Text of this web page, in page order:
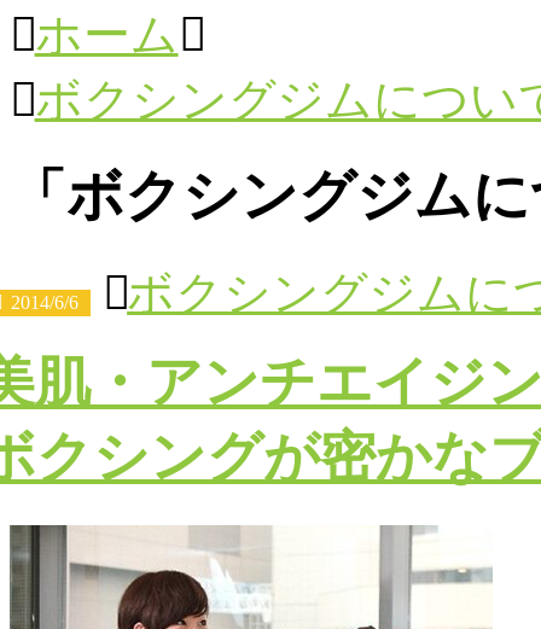
ホーム
ボクシングジムについ
ボクシングジム
2014/6/6 ボクシングジムに
肌・アンチエイジ
クシングが密かな